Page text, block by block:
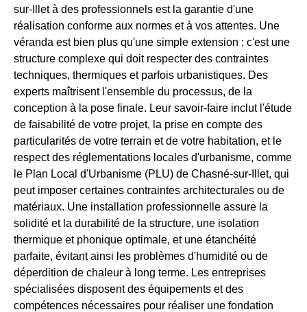
sur-Illet à des professionnels est la garantie d'une
réalisation conforme aux normes et à vos attentes. Une
véranda est bien plus qu'une simple extension ; c'est une
structure complexe qui doit respecter des contraintes
techniques, thermiques et parfois urbanistiques. Des
experts maîtrisent l'ensemble du processus, de la
conception à la pose finale. Leur savoir-faire inclut l'étude
de faisabilité de votre projet, la prise en compte des
particularités de votre terrain et de votre habitation, et le
respect des réglementations locales d'urbanisme, comme
le Plan Local d'Urbanisme (PLU) de Chasné-sur-Illet, qui
peut imposer certaines contraintes architecturales ou de
matériaux. Une installation professionnelle assure la
solidité et la durabilité de la structure, une isolation
thermique et phonique optimale, et une étanchéité
parfaite, évitant ainsi les problèmes d'humidité ou de
déperdition de chaleur à long terme. Les entreprises
spécialisées disposent des équipements et des
compétences nécessaires pour réaliser une fondation